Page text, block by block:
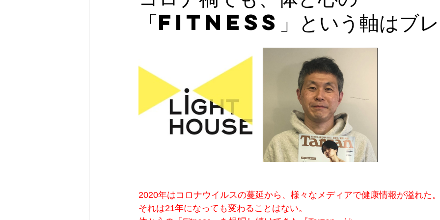
「Fitness」という軸はブレ
2020年はコロナウイルスの蔓延から、様々なメディアで健康情報が溢れた。
それは21年になっても変わることはない。